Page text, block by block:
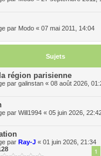
par Modo « 07 mai 2011, 14:04
Sujets
région parisienne
par galinstan « 08 août 2026,
par Will1994 « 05 juin 2026,
par Ray-J « 01 juin 2026, 21:34
1